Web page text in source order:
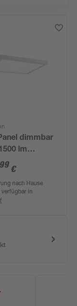
dimmbar
lm
30 x 2 x
99 €
nach Hause
verfügbar in